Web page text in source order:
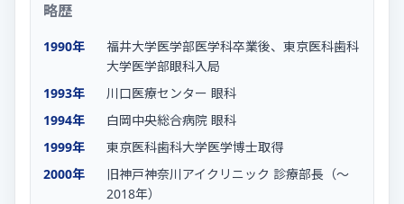
略歴
1990年
福井大学医学部医学科卒業後、東京医科歯科
大学医学部眼科入局
1993年
川口医療センター 眼科
1994年
白岡中央総合病院 眼科
1999年
東京医科歯科大学医学博士取得
2000年
旧神戸神奈川アイクリニック 診療部長（〜
2018年）